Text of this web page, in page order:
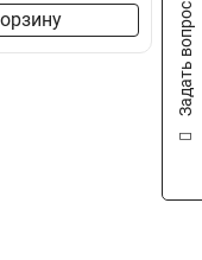
Задать вопрос